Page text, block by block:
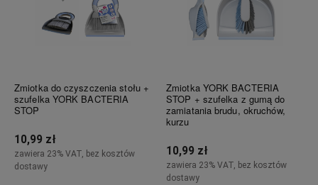
Zmiotka do czyszczenia stołu +
szufelka YORK BACTERIA
STOP
10,99 zł
zawiera 23% VAT, bez kosztów
dostawy
Zmiotka YORK BACTERIA
STOP + szufelka z gumą do
zamiatania brudu, okruchów,
kurzu
10,99 zł
zawiera 23% VAT, bez kosztów
dostawy